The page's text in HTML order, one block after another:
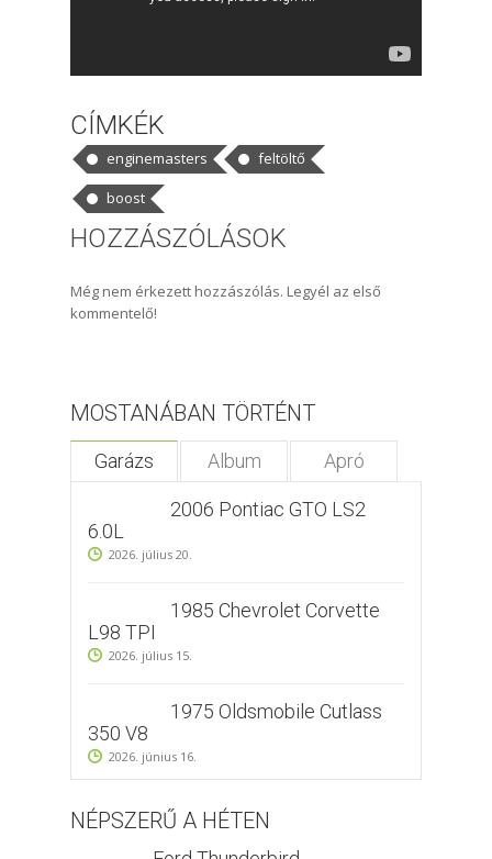
CÍMKÉK
enginemasters
feltöltő
boost
HOZZÁSZÓLÁSOK
Még nem érkezett hozzászólás. Legyél az első
kommentelő!
MOSTANÁBAN TÖRTÉNT
Garázs Album Apró
2006 Pontiac GTO LS2
6.0L
2026. július 20.
1985 Chevrolet Corvette
L98 TPI
2026. július 15.
1975 Oldsmobile Cutlass
350 V8
2026. június 16.
NÉPSZERŰ A HÉTEN